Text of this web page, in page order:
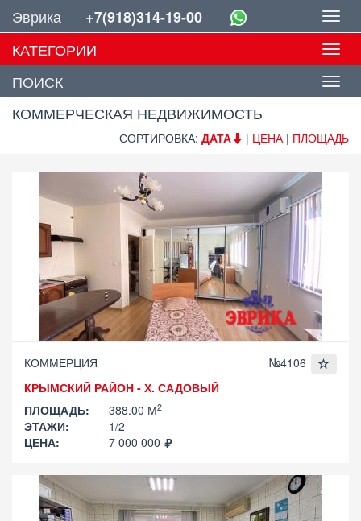
Эврика +7(918)314-19-00
КАТЕГОРИИ
ПОИСК
КОММЕРЧЕСКАЯ НЕДВИЖИМОСТЬ
СОРТИРОВКА: ДАТА | ЦЕНА| ПЛОЩАДЬ
КОММЕРЦИЯ
№4106
КРЫМСКИЙ РАЙОН - Х. САДОВЫЙ
ПЛОЩАДЬ:
388.00 М2
ЭТАЖИ:
1/2
ЦЕНА:
7 000 000